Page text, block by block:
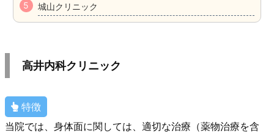
城山クリニック
高井内科クリニック
特徴
当院では、身体面に関しては、適切な治療（薬物治療を含